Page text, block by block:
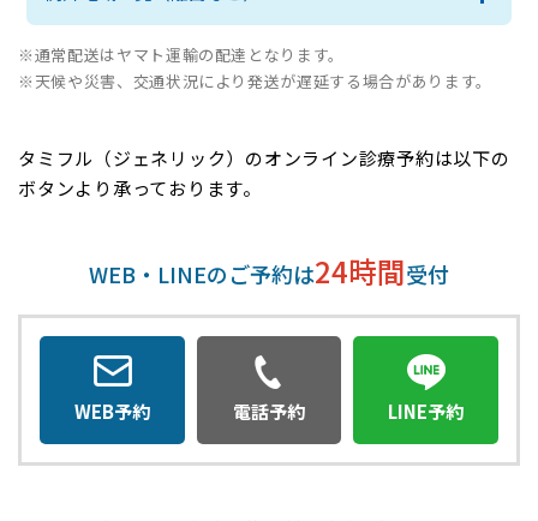
北海道
4日目
関東
日数 地域
翌々日
（3日目）
大島町、神津島村、利島村、
新島村（式根島含む）、八丈
町、御蔵島村、三宅村
※通常配送はヤマト運輸の配達となります。
※天候や災害、交通状況により発送が遅延する場合があります。
タミフル（ジェネリック）のオンライン診療予約は以下の
ボタンより承っております。
WEB・LINEのご予約は24時間受付
WEB予約 電話予約 LINE予約